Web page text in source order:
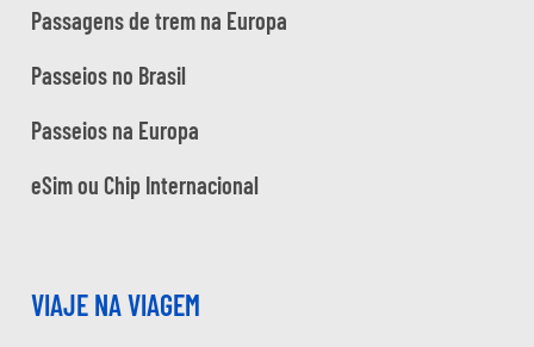
Passagens de trem na Europa
Passeios no Brasil
Passeios na Europa
eSim ou Chip Internacional
VIAJE NA VIAGEM